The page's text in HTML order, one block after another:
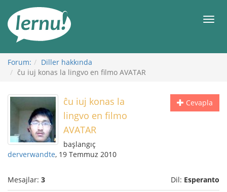
Görüntüleme
Forum:
Diller hakkında
ĉu iuj konas la lingvo en filmo AVATAR
Cevapla
ĉu iuj konas la
lingvo en filmo
AVATAR
başlangıç
derverwandte, 19 Temmuz 2010
Mesajlar: 3 Dil: Esperanto